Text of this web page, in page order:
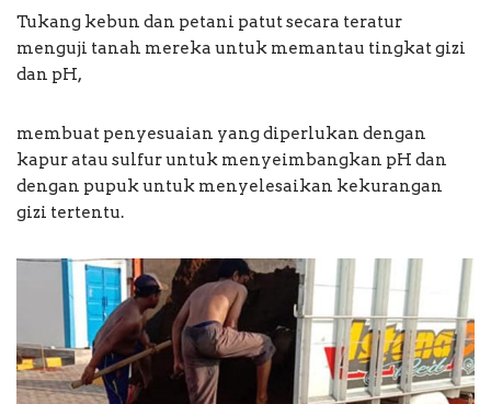
Tukang kebun dan petani patut secara teratur
menguji tanah mereka untuk memantau tingkat gizi
dan pH,
membuat penyesuaian yang diperlukan dengan
kapur atau sulfur untuk menyeimbangkan pH dan
dengan pupuk untuk menyelesaikan kekurangan
gizi tertentu.